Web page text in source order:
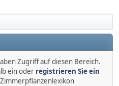
Zugriff auf diesen Bereich.
ein oder registrieren Sie ein